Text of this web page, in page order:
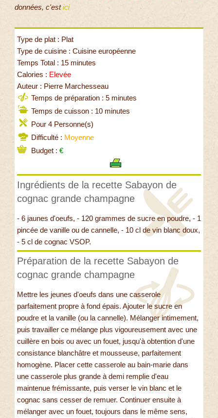
données, c'estici
Type de plat : Plat
Type de cuisine : Cuisine européenne
Temps Total : 15 minutes
Calories : Elevée
Auteur : Pierre Marchesseau
Temps de préparation : 5 minutes
Temps de cuisson : 10 minutes
Pour 4 Personne(s)
Difficulté : Moyenne
Budget : €
Ingrédients de la recette Sabayon de
cognac grande champagne
- 6 jaunes d'oeufs, - 120 grammes de sucre en poudre, - 1
pincée de vanille ou de cannelle, - 10 cl de vin blanc doux,
- 5 cl de cognac VSOP.
Préparation de la recette Sabayon de
cognac grande champagne
Mettre les jeunes d'oeufs dans une casserole
parfaitement propre à fond épais. Ajouter le sucre en
poudre et la vanille (ou la cannelle). Mélanger intimement,
puis travailler ce mélange plus vigoureusement avec une
cuillère en bois ou avec un fouet, jusqu'à obtention d'une
consistance blanchâtre et mousseuse, parfaitement
homogène. Placer cette casserole au bain-marie dans
une casserole plus grande à demi remplie d'eau
maintenue frémissante, puis verser le vin blanc et le
cognac sans cesser de remuer. Continuer ensuite à
mélanger avec un fouet, toujours dans le même sens,